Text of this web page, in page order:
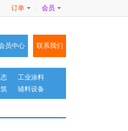
订单 会员
员中心 联系我们
工业涂料
辅料设备